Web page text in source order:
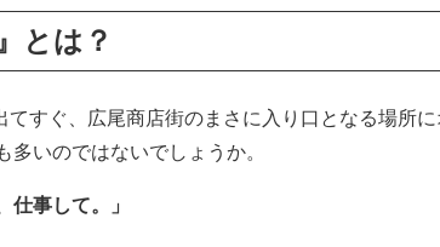
とは？
てすぐ、広尾商店街のまさに入り口となる場所
いのではないでしょうか。
仕事して。」